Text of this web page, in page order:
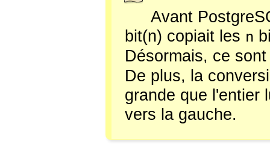
Avant
bit(n) copiait les n
Désormais, ce
De plus, la
grande que l'entier
vers la gauche.